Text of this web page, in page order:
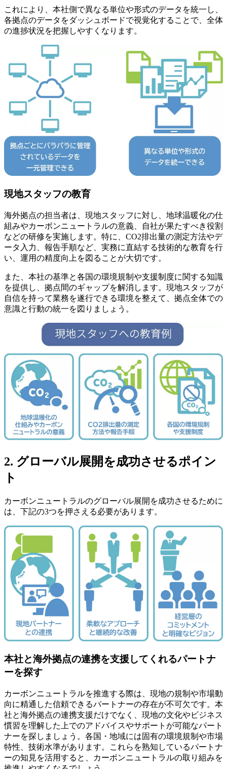
これにより、本社側で異なる単位や形式のデータを統一し、
各拠点のデータをダッシュボードで視覚化することで、全体
の進捗状況を把握しやすくなります。
現地スタッフの教育
海外拠点の担当者は、現地スタッフに対し、地球温暖化の仕
組みやカーボンニュートラルの意義、自社が果たすべき役割
などの研修を実施します。特に、CO2排出量の測定方法やデ
ータ入力、報告手順など、実務に直結する技術的な教育を行
い、運用の精度向上を図ることが大切です。
また、本社の基準と各国の環境規制や支援制度に関する知識
を提供し、拠点間のギャップを解消します。現地スタッフが
自信を持って業務を遂行できる環境を整えて、拠点全体での
意識と行動の統一を図りましょう。
2. グローバル展開を成功させるポイン
ト
カーボンニュートラルのグローバル展開を成功させるために
は、下記の3つを押さえる必要があります。
本社と海外拠点の連携を支援してくれるパートナ
ーを探す
カーボンニュートラルを推進する際は、現地の規制や市場動
向に精通した信頼できるパートナーの存在が不可欠です。本
社と海外拠点の連携支援だけでなく、現地の文化やビジネス
慣習を理解した上でのアドバイスやサポートが可能なパート
ナーを探しましょう。各国・地域には固有の環境規制や市場
特性、技術水準があります。これらを熟知しているパートナ
ーの知見を活用すると、カーボンニュートラルの取り組みを